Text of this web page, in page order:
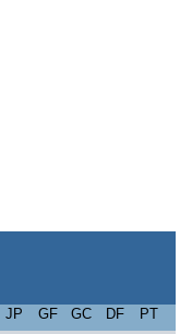
JP GF GC DF
PT